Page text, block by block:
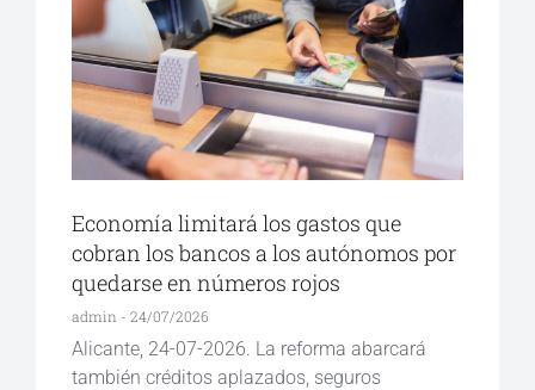
Economía limitará los gastos que
cobran los bancos a los autónomos por
quedarse en números rojos
admin 24/07/2026
Alicante, 24-07-2026. La reforma abarcará
también créditos aplazados, seguros